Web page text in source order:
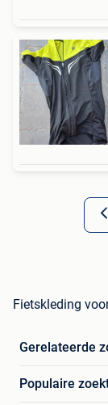
Fietskleding
Gerelateerde
Populaire